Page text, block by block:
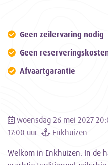
Geen zeilervaring nodig
Geen
Afvaartgarantie
woensdag 26 mei 2027
17:00 uur
Enkhuizen
Welkom in Enkhuizen. In de